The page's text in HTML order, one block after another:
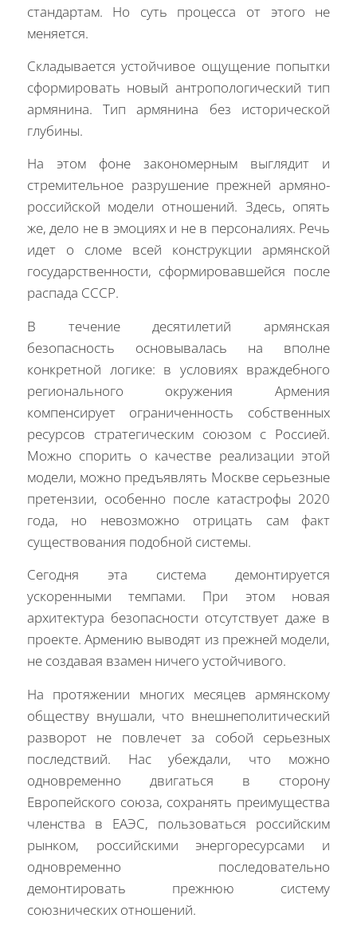
стандартам. Но суть процесса от этого не
меняется.
Складывается устойчивое ощущение попытки
сформировать новый антропологический тип
армянина. Тип армянина без исторической
глубины.
На этом фоне закономерным выглядит и
стремительное разрушение прежней армяно-
российской модели отношений. Здесь, опять
же, дело не в эмоциях и не в персоналиях. Речь
идет о сломе всей конструкции армянской
государственности, сформировавшейся после
распада СССР.
В течение десятилетий армянская
безопасность основывалась на вполне
конкретной логике: в условиях враждебного
регионального окружения Армения
компенсирует ограниченность собственных
ресурсов стратегическим союзом с Россией.
Можно спорить о качестве реализации этой
модели, можно предъявлять Москве серьезные
претензии, особенно после катастрофы 2020
года, но невозможно отрицать сам факт
существования подобной системы.
Сегодня эта система демонтируется
ускоренными темпами. При этом новая
архитектура безопасности отсутствует даже в
проекте. Армению выводят из прежней модели,
не создавая взамен ничего устойчивого.
На протяжении многих месяцев армянскому
обществу внушали, что внешнеполитический
разворот не повлечет за собой серьезных
последствий. Нас убеждали, что можно
одновременно двигаться в сторону
Европейского союза, сохранять преимущества
членства в ЕАЭС, пользоваться российским
рынком, российскими энергоресурсами и
одновременно последовательно
демонтировать прежнюю систему
союзнических отношений.